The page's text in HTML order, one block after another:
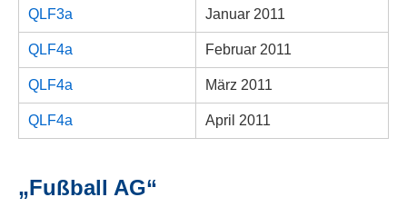
QLF3a Januar 2011
QLF4a Februar 2011
QLF4a März 2011
QLF4a April 2011
„Fußball AG“